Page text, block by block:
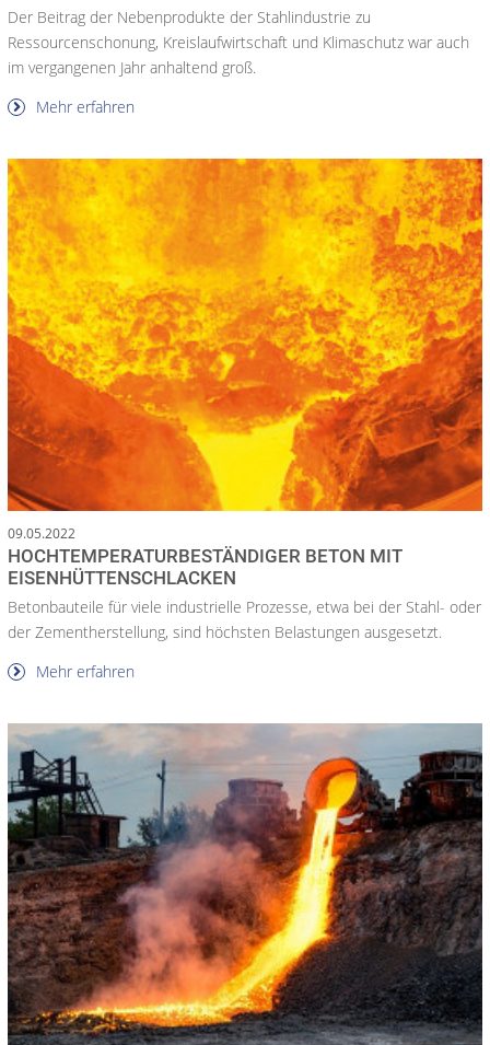
Der Beitrag der Nebenprodukte der Stahlindustrie zu
Ressourcenschonung, Kreislaufwirtschaft und Klimaschutz war auch
im vergangenen Jahr anhaltend groß.
Mehr erfahren
09.05.2022
HOCHTEMPERATURBESTÄNDIGER BETON MIT
EISENHÜTTENSCHLACKEN
Betonbauteile für viele industrielle Prozesse, etwa bei der Stahl- oder
der Zementherstellung, sind höchsten Belastungen ausgesetzt.
Mehr erfahren